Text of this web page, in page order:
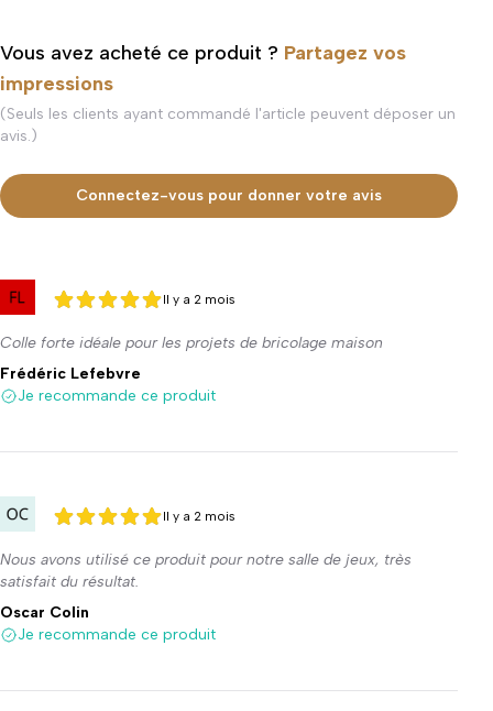
Vous avez acheté ce produit ? Partagez vos
impressions
(Seuls les clients ayant commandé l'article peuvent déposer un
avis.)
Connectez-vous pour donner votre avis
5 sur 5
5 sur 5
Il y a 2 mois
Colle forte idéale pour les projets de bricolage maison
Frédéric Lefebvre
Je recommande ce produit
5 sur 5
5 sur 5
Il y a 2 mois
Nous avons utilisé ce produit pour notre salle de jeux, très
satisfait du résultat.
Oscar Colin
Je recommande ce produit